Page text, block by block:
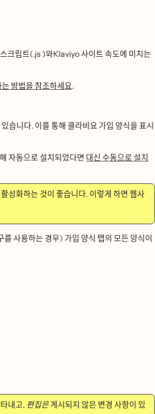
)와Klaviyo 사이트 속도에 미치는
방법을 참조하세요.
이를 통해 클라비요 가입 양식을 표시
자동으로 설치되었다면 대신 수동으로 설치
것이 좋습니다. 이렇게 하면 웹사
사용하는 경우) 가입 양식 탭의 모든 양식이
편집은게시되지 않은 변경 사항이 있